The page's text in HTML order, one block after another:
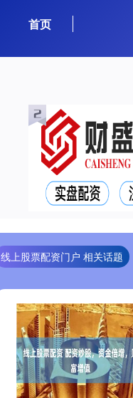
首页
线上股票配资门户 相关话题